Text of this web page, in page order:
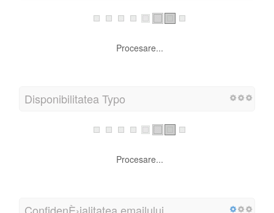
Procesare...
Disponibilitatea Typo
Procesare...